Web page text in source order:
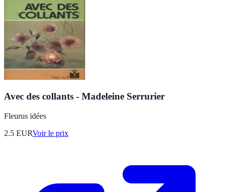
Avec des collants - Madeleine Serrurier
Fleurus idées
2.5 EURVoir le prix